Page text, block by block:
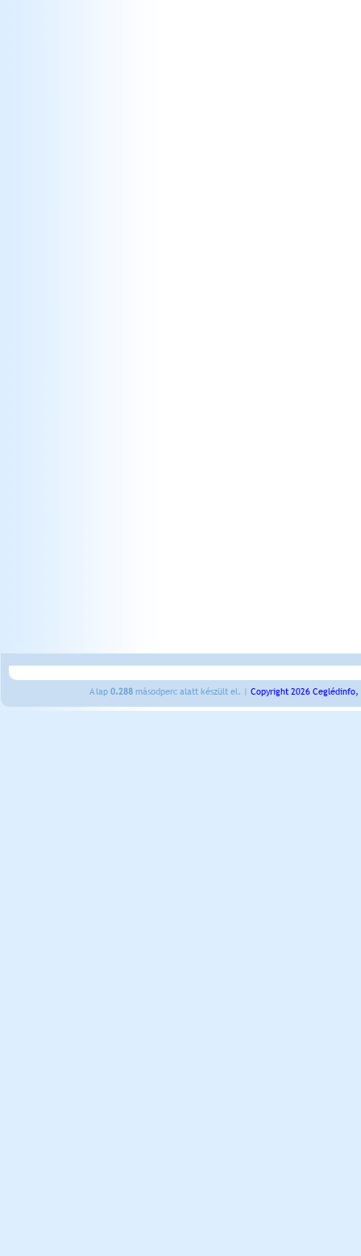
A lap 0.288 másodperc alatt készült el. | Copyright 2026